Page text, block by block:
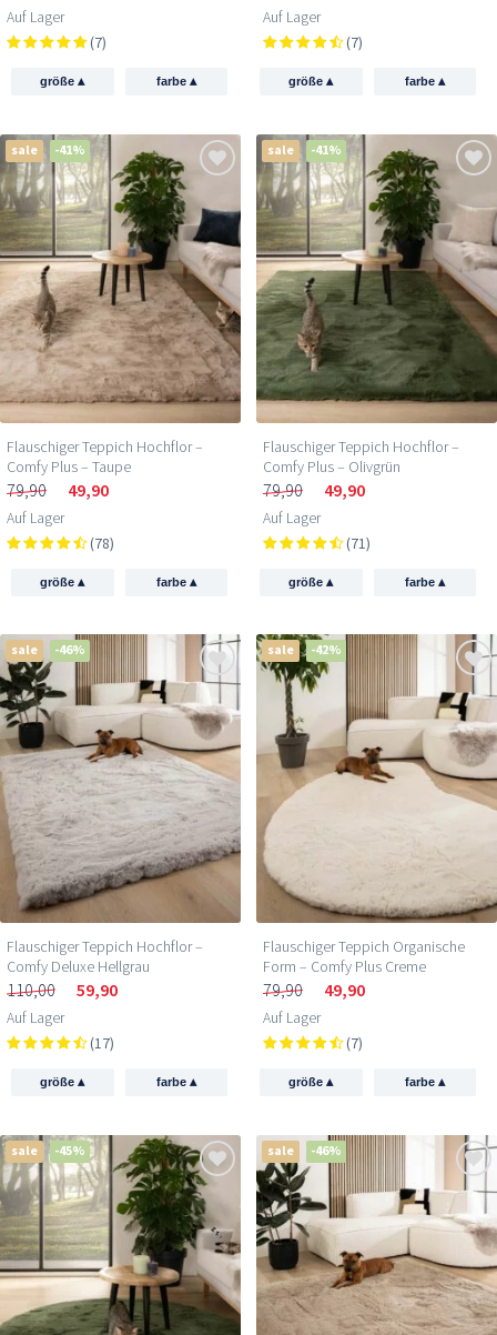
Auf Lager
(7)
größe▴ farbe ▴
Auf Lager
(7)
größe▴ farbe ▴
sale -41%
Flauschiger Teppich Hochflor –
Comfy Plus – Taupe
79,90 49,90
Auf Lager
(78)
größe▴ farbe ▴
sale -41%
Flauschiger Teppich Hochflor –
Comfy Plus – Olivgrün
79,90 49,90
Auf Lager
(71)
größe▴ farbe ▴
sale -46%
Flauschiger Teppich Hochflor –
Comfy Deluxe Hellgrau
110,00 59,90
Auf Lager
(17)
größe▴ farbe ▴
sale -42%
Flauschiger Teppich Organische
Form – Comfy Plus Creme
79,90 49,90
Auf Lager
(7)
größe▴ farbe ▴
sale -45% sale -46%